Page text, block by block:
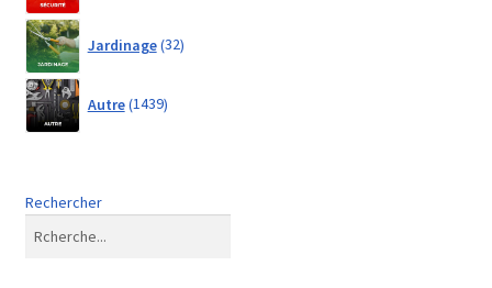
Jardinage 32products
Autre 1439products
Rechercher